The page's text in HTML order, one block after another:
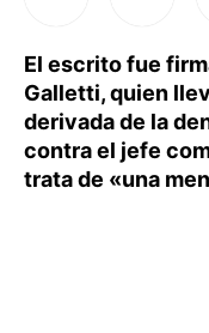
El escrito fue
Galletti, quien
derivada de la
contra el jefe
trata de «una